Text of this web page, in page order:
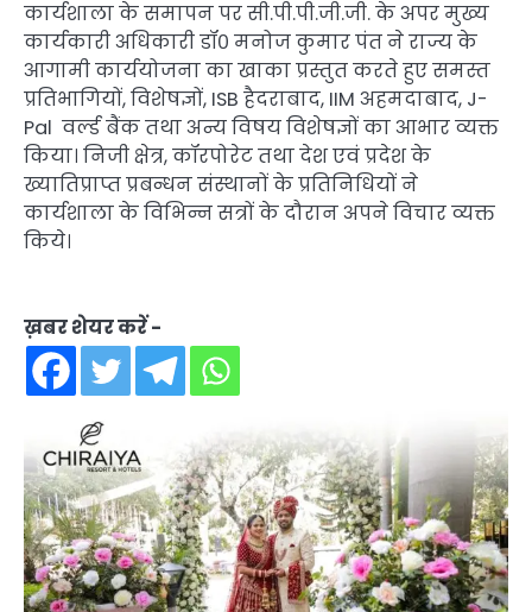
कार्यशाला के समापन पर सी.पी.पी.जी.जी. के अपर मुख्य
कार्यकारी अधिकारी डॉ० मनोज कुमार पंत ने राज्य के
आगामी कार्ययोजना का खाका प्रस्तुत करते हुए समस्त
प्रतिभागियों, विशेषज्ञों, ISB हैदराबाद, IIM अहमदाबाद, J-
Pal वर्ल्ड बैंक तथा अन्य विषय विशेषज्ञों का आभार व्यक्त
किया। निजी क्षेत्र, कॉरपोरेट तथा देश एवं प्रदेश के
ख्यातिप्राप्त प्रबन्धन संस्थानों के प्रतिनिधियों ने
कार्यशाला के विभिन्न सत्रों के दौरान अपने विचार व्यक्त
किये।
ख़बर शेयर करें -